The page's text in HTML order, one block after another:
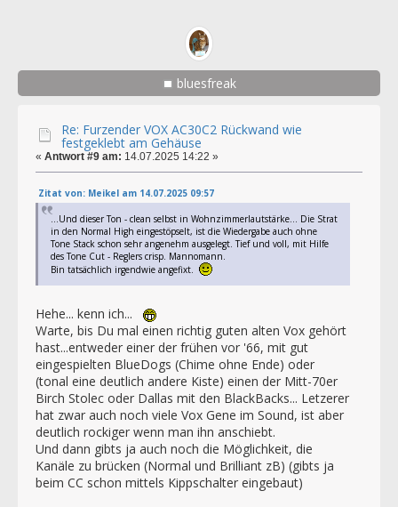
bluesfreak
Re: Furzender VOX AC30C2 Rückwand wie
festgeklebt am Gehäuse
« Antwort #9 am: 14.07.2025 14:22 »
Zitat von: Meikel am 14.07.2025 09:57
...Und dieser Ton - clean selbst in Wohnzimmerlautstärke... Die Strat
in den Normal High eingestöpselt, ist die Wiedergabe auch ohne
Tone Stack schon sehr angenehm ausgelegt. Tief und voll, mit Hilfe
des Tone Cut - Reglers crisp. Mannomann.
Bin tatsächlich irgendwie angefixt.
Hehe... kenn ich...
Warte, bis Du mal einen richtig guten alten Vox gehört
hast...entweder einer der frühen vor '66, mit gut
eingespielten BlueDogs (Chime ohne Ende) oder
(tonal eine deutlich andere Kiste) einen der Mitt-70er
Birch Stolec oder Dallas mit den BlackBacks... Letzerer
hat zwar auch noch viele Vox Gene im Sound, ist aber
deutlich rockiger wenn man ihn anschiebt.
Und dann gibts ja auch noch die Möglichkeit, die
Kanäle zu brücken (Normal und Brilliant zB) (gibts ja
beim CC schon mittels Kippschalter eingebaut)